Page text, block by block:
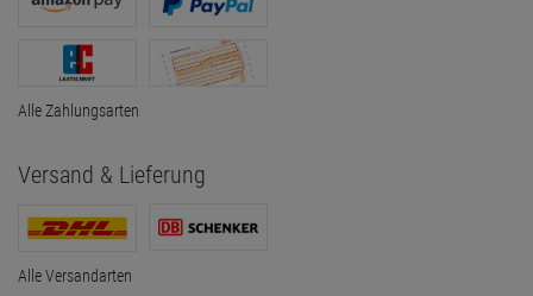
Alle Zahlungsarten
Versand & Lieferung
Alle Versandarten